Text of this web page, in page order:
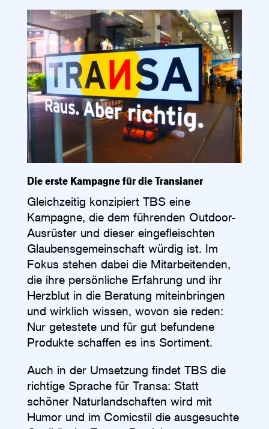
Die erste Kampagne für die Transianer
Gleichzeitig konzipiert TBS eine
Kampagne, die dem führenden Outdoor-
Ausrüster und dieser eingefleischten
Glaubensgemeinschaft würdig ist. Im
Fokus stehen ­dabei die Mitarbeitenden,
die ihre persönliche Erfahrung und ihr
Herzblut in die Beratung miteinbringen
und wirklich wissen, wovon sie reden:
Nur getestete und für gut befundene
Produkte schaffen es ins Sortiment.
Auch in der Umsetzung findet TBS die
richtige Sprache für Transa: Statt
schöner Naturlandschaften wird mit
Humor und im Comicstil die ausgesuchte